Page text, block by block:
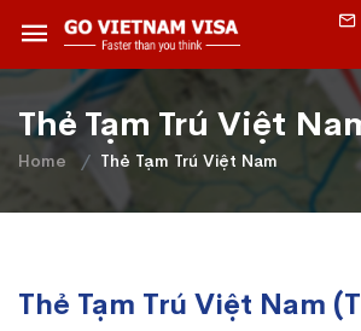
Thẻ Tạm Trú Việt
Home Thẻ Tạm Trú Việt Nam
Thẻ Tạm Trú Việt Nam